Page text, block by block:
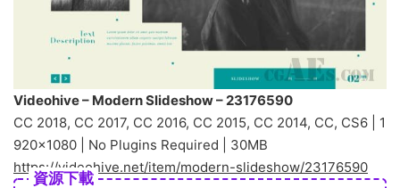
Videohive – Modern Slideshow – 23176590
CC 2018, CC 2017, CC 2016, CC 2015, CC 2014, CC, CS6 | 1
920×1080 | No Plugins Required | 30MB
https://videohive.net/item/modern-slideshow/23176590
資源下載